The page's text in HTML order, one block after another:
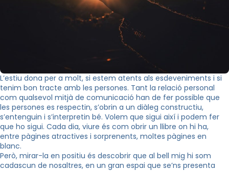
L’estiu dona per a molt, si estem atents als esdeveniments i si
tenim bon tracte amb les persones. Tant la relació personal
com qualsevol mitjà de comunicació han de fer possible que
les persones es respectin, s’obrin a un diàleg constructiu,
s’entenguin i s’interpretin bé. Volem que sigui així i podem fer
que ho sigui. Cada dia, viure és com obrir un llibre on hi ha,
entre pàgines atractives i sorprenents, moltes pàgines en
blanc.
Però, mirar-la en positiu és descobrir que al bell mig hi som
cadascun de nosaltres, en un gran espai que se’ns presenta